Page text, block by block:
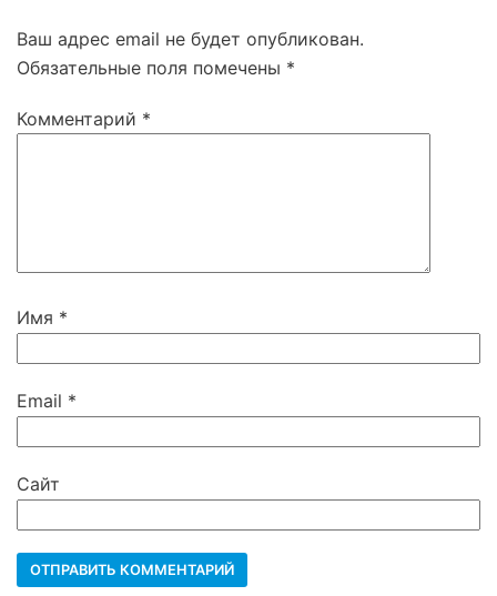
Ваш адрес email не будет опубликован.
Обязательные поля помечены *
Комментарий *
Имя *
Email *
Сайт